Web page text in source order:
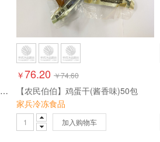
确定 取消
【散称】新疆孜然中颗粒 烧烤专用 1kg/袋
￥76.20 ￥74.60
【农民伯伯】鸡蛋干(酱香味)50包
家兵冷冻食品
加入购物车